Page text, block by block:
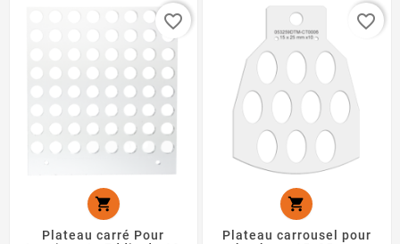

Plateau carré Pour
favorite_border

Plateau carrousel pour
favorite_border